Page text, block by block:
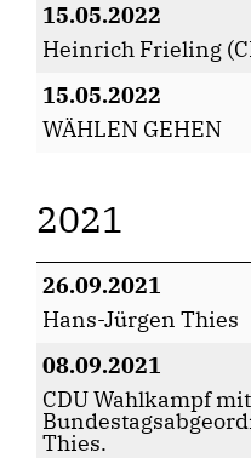
15.05.2022
Heinrich Frieling
15.05.2022
WÄHLEN GEHEN
2021
26.09.2021
Hans-Jürgen Thies
08.09.2021
CDU Wahlkampf
Thies.